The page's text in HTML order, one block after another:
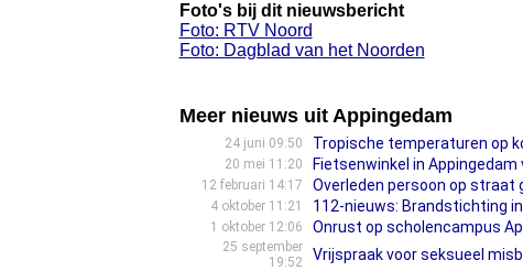
Foto's bij dit nieuwsbericht
Foto: RTV Noord
Foto: Dagblad van het Noorden
Meer nieuws uit Appingedam
24 juni 09:50 Tropische temperaturen op
20 mei 11:20 Fietsenwinkel in
12 februari 14:17 Overleden persoon op straat
4 oktober 11:21 112-nieuws: Brandstichting
1 oktober 12:06 Onrust op scholencampus
25 september
19:52
Vrijspraak voor seksueel